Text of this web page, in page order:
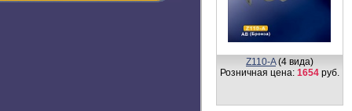
Z110-A(4 вида)
Розничная цена: 1654 руб.